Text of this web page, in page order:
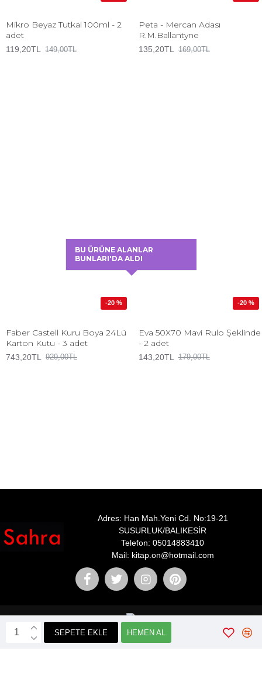
SEPETE EKLE HEMEN AL
Mikro Beyaz Tutkal 100ml - 2
adet
119,20TL 149,00TL
Peta - Mercan Adası
R.M.Ballantyne
135,20TL 169,00TL
BU ÜRÜNE ALANLAR
BUNLARI'DA ALDI
-20 %
Faber Castell Kuru Boya 24Lü
Karton Kutu - 3 adet
743,20TL 929,00TL
-20 %
Eva 50X70 Mavi Rulo Şeklinde
- 2 adet
143,20TL 179,00TL
Adres: Han Mah.Yeni Cd. No:19-21
SUSURLUK/BALIKESİR
Telefon: 05014883410
Mail: kitap.on@hotmail.com